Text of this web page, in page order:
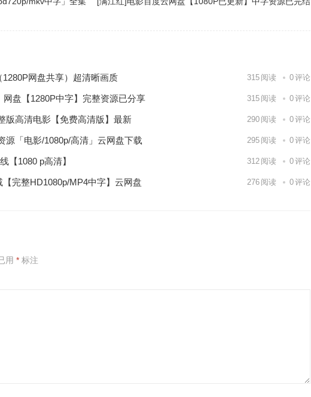
1280P网盘共享）超清晰画质 315 阅读 0评论
网盘【1280P中字】完整资源已分享 315 阅读 0评论
版高清电影【免费高清版】最新 290 阅读 0评论
源「电影/1080p/高清」云网盘下载 295 阅读 0评论
【1080 p高清】 312 阅读 0评论
【完整HD1080p/MP4中字】云网盘 276 阅读 0评论
用 * 标注